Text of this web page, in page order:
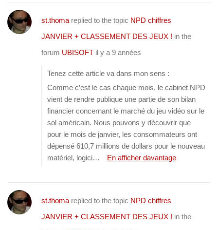
st.thoma replied to the topic NPD chiffres
JANVIER + CLASSEMENT DES JEUX ! in the
forum UBISOFT il y a 9 années
Tenez cette article va dans mon sens :
Comme c’est le cas chaque mois, le cabinet NPD
vient de rendre publique une partie de son bilan
financier concernant le marché du jeu vidéo sur le
sol américain. Nous pouvons y découvrir que
pour le mois de janvier, les consommateurs ont
dépensé 610,7 millions de dollars pour le nouveau
matériel, logici…
En afficher davantage
st.thoma replied to the topic NPD chiffres
JANVIER + CLASSEMENT DES JEUX ! in the